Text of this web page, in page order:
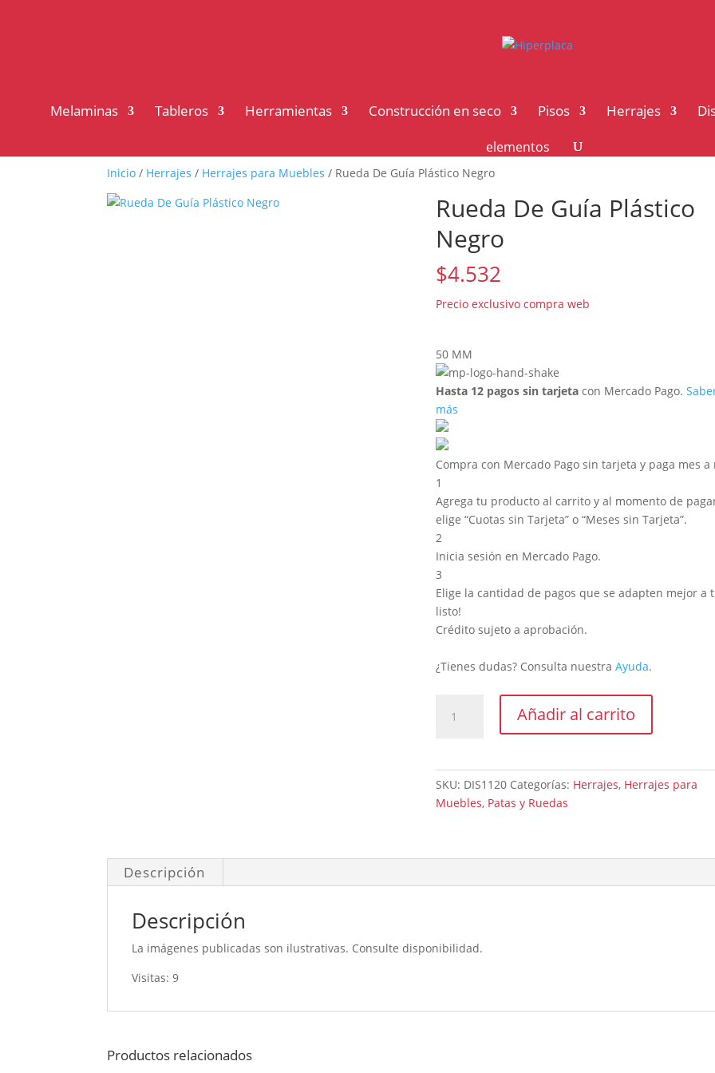
Melaminas Tableros Herramientas Construcción en seco Pisos Herrajes
elementos
Inicio / Herrajes / Herrajes para Muebles / Rueda De Guía Plástico Negro
Rueda De Guía Plástico
Negro
$4.532
50 MM
Hasta 12 pagos sin tarjeta con Mercado Pago.
más
Compra con Mercado Pago sin tarjeta y paga mes a
1
Agrega tu producto al carrito y al momento de
elige “Cuotas sin Tarjeta” o “Meses sin Tarjeta”.
2
Inicia sesión en Mercado Pago.
3
Elige la cantidad de pagos que se adapten mejor a
listo!
Crédito sujeto a aprobación.
¿Tienes dudas? Consulta nuestraAyuda.
cantidad
Añadir al carrito
SKU: DIS1120 Categorías: Herrajes, Herrajes para
Muebles, Patas y Ruedas
Descripción
Descripción
La imágenes publicadas son ilustrativas. Consulte disponibilidad.
Visitas: 9
Productos relacionados